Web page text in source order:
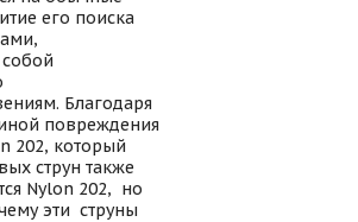
его поиска
Благодаря
повреждения
202, который
струн также
Nylon 202, но
эти струны